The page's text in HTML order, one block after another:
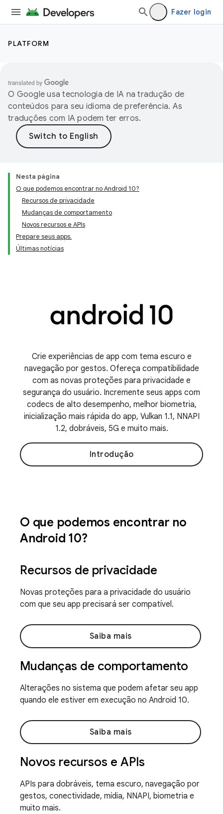
Fazer login
PLATFORM
O Google usa tecnologia de IA na tradução de
conteúdos para seu idioma de preferência. As
traduções com IA podem ter erros.
Nesta página
O que podemos encontrar no Android 10?
Recursos de privacidade
Mudanças de comportamento
Novos recursos e APIs
Prepare seus apps.
Últimas notícias
Crie experiências de app com tema escuro e
navegação por gestos. Ofereça compatibilidade
com as novas proteções para privacidade e
segurança do usuário. Incremente seus apps com
codecs de alto desempenho, melhor biometria,
inicialização mais rápida do app, Vulkan 1.1, NNAPI
1.2, dobráveis, 5G e muito mais.
Introdução
O que podemos encontrar no
Android 10?
Recursos de privacidade
Novas proteções para a privacidade do usuário
com que seu app precisará ser compatível.
Saiba mais
Mudanças de comportamento
Alterações no sistema que podem afetar seu app
quando ele estiver em execução no Android 10.
Saiba mais
Novos recursos e APIs
APIs para dobráveis, tema escuro, navegação por
gestos, conectividade, mídia, NNAPI, biometria e
muito mais.